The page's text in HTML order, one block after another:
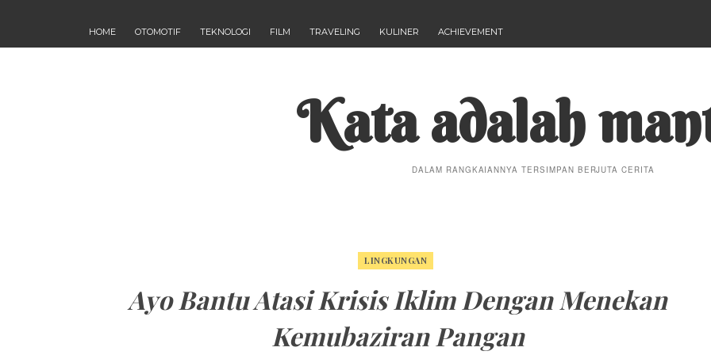
HOME OTOMOTIF TEKNOLOGI FILM TRAVELING KULINER ACHIEVEMENT
Kata adalah
DALAM RANGKAIANNYA TERSIMPAN BERJUTA CERITA
LINGKUNGAN
Ayo Bantu Atasi Krisis Iklim Dengan Menekan
Kemubaziran Pangan